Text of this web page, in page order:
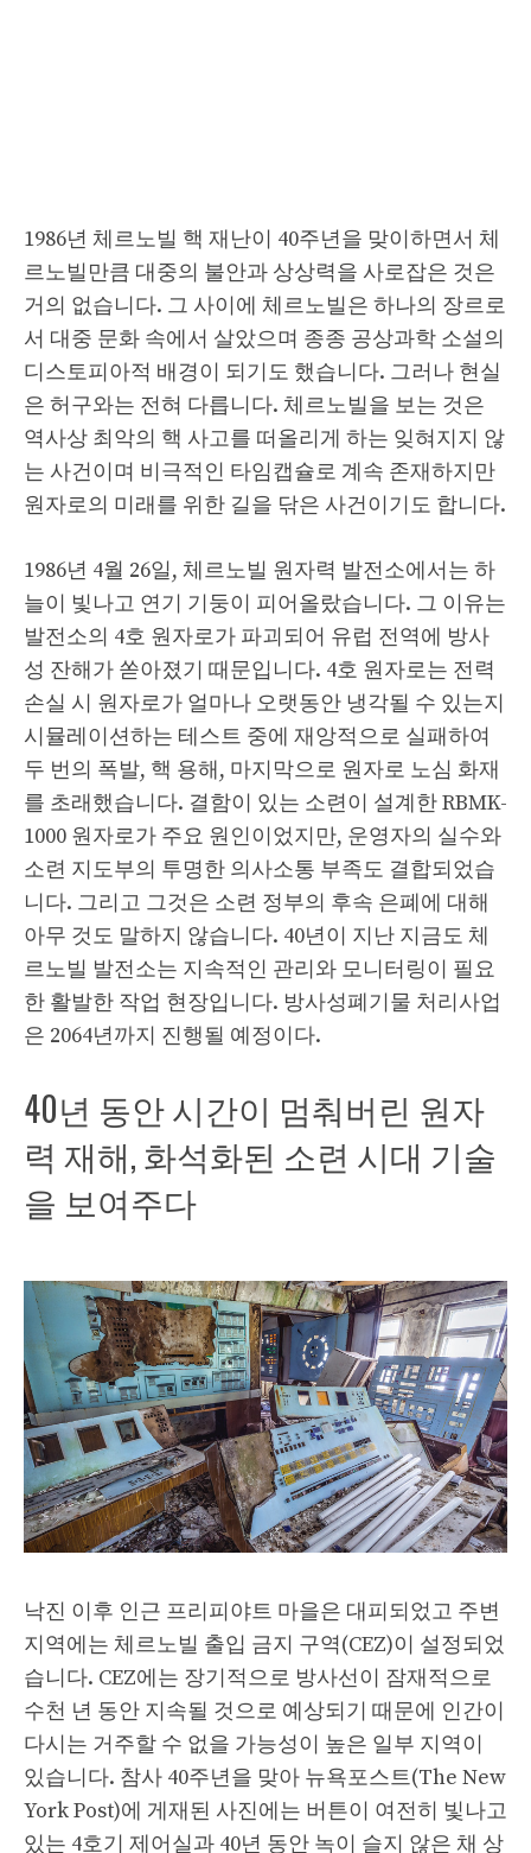
1986년 체르노빌 핵 재난이 40주년을 맞이하면서 체
르노빌만큼 대중의 불안과 상상력을 사로잡은 것은
거의 없습니다. 그 사이에 체르노빌은 하나의 장르로
서 대중 문화 속에서 살았으며 종종 공상과학 소설의
디스토피아적 배경이 되기도 했습니다. 그러나 현실
은 허구와는 전혀 다릅니다. 체르노빌을 보는 것은
역사상 최악의 핵 사고를 떠올리게 하는 잊혀지지 않
는 사건이며 비극적인 타임캡슐로 계속 존재하지만
원자로의 미래를 위한 길을 닦은 사건이기도 합니다.
1986년 4월 26일, 체르노빌 원자력 발전소에서는 하
늘이 빛나고 연기 기둥이 피어올랐습니다. 그 이유는
발전소의 4호 원자로가 파괴되어 유럽 전역에 방사
성 잔해가 쏟아졌기 때문입니다. 4호 원자로는 전력
손실 시 원자로가 얼마나 오랫동안 냉각될 수 있는지
시뮬레이션하는 테스트 중에 재앙적으로 실패하여
두 번의 폭발, 핵 용해, 마지막으로 원자로 노심 화재
를 초래했습니다. 결함이 있는 소련이 설계한 RBMK-
1000 원자로가 주요 원인이었지만, 운영자의 실수와
소련 지도부의 투명한 의사소통 부족도 결합되었습
니다. 그리고 그것은 소련 정부의 후속 은폐에 대해
아무 것도 말하지 않습니다. 40년이 지난 지금도 체
르노빌 발전소는 지속적인 관리와 모니터링이 필요
한 활발한 작업 현장입니다. 방사성폐기물 처리사업
은 2064년까지 진행될 예정이다.
40년 동안 시간이 멈춰버린 원자
력 재해, 화석화된 소련 시대 기술
을 보여주다
낙진 이후 인근 프리피야트 마을은 대피되었고 주변
지역에는 체르노빌 출입 금지 구역(CEZ)이 설정되었
습니다. CEZ에는 장기적으로 방사선이 잠재적으로
수천 년 동안 지속될 것으로 예상되기 때문에 인간이
다시는 거주할 수 없을 가능성이 높은 일부 지역이
있습니다. 참사 40주년을 맞아 뉴욕포스트(The New
York Post)에 게재된 사진에는 버튼이 여전히 빛나고
있는 4호기 제어실과 40년 동안 녹이 슬지 않은 채 상